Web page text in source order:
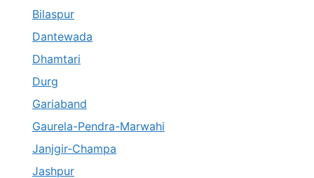
Bilaspur
Dantewada
Dhamtari
Durg
Gariaband
Gaurela-Pendra-Marwahi
Janjgir-Champa
Jashpur